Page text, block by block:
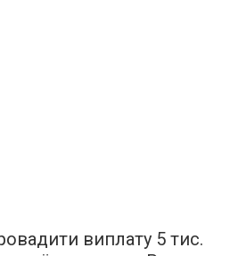
виплату 5 тис.